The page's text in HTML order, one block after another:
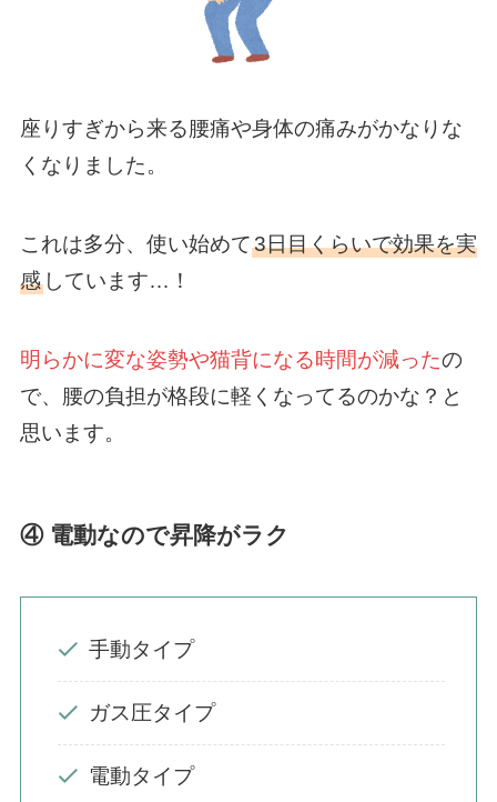
座りすぎから来る腰痛や身体の痛みがかなりな
くなりました。
これは多分、使い始めて3日目くらいで効果を実
感しています…！
明らかに変な姿勢や猫背になる時間が減ったの
で、腰の負担が格段に軽くなってるのかな？と
思います。
④ 電動なので昇降がラク
手動タイプ
ガス圧タイプ
電動タイプ